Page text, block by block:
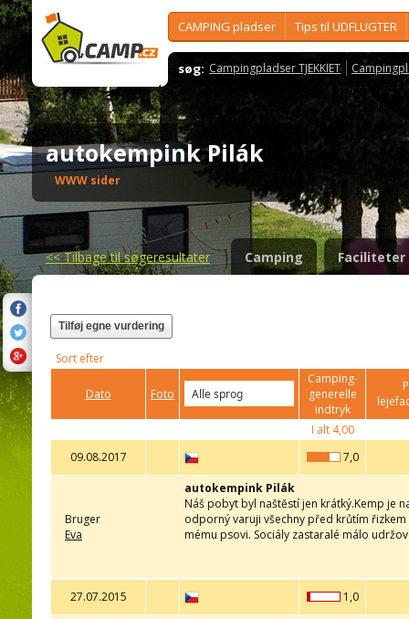
CAMPING pladser Tips til UDFLUGTER
søg: Campingpladser TJEKKIET
autokempink Pilák
WWW sider
<<Tilbage til søgeresultater Camping Faciliteter
Tilføj egne vurdering
Sort efter
Dato Foto
Camping-
generelle
indtryk
I alt4,00
09.08.2017
7,0
Bruger
Eva
autokempink Pilák
Náš pobyt byl naštěstí jen krátký.Kemp je
odporný varuji všechny před krůtím
mému psovi. Sociály zastaralé málo
27.07.2015 1,0